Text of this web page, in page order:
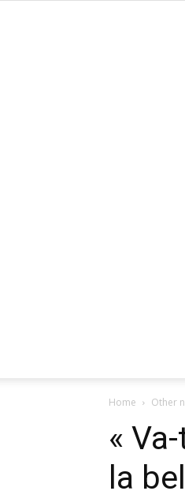
Home Other
«
la